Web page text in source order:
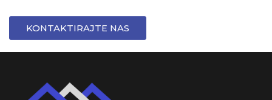
KONTAKTIRAJTE NAS